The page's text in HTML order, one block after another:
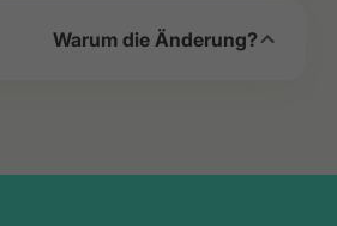
Warum die Änderung?